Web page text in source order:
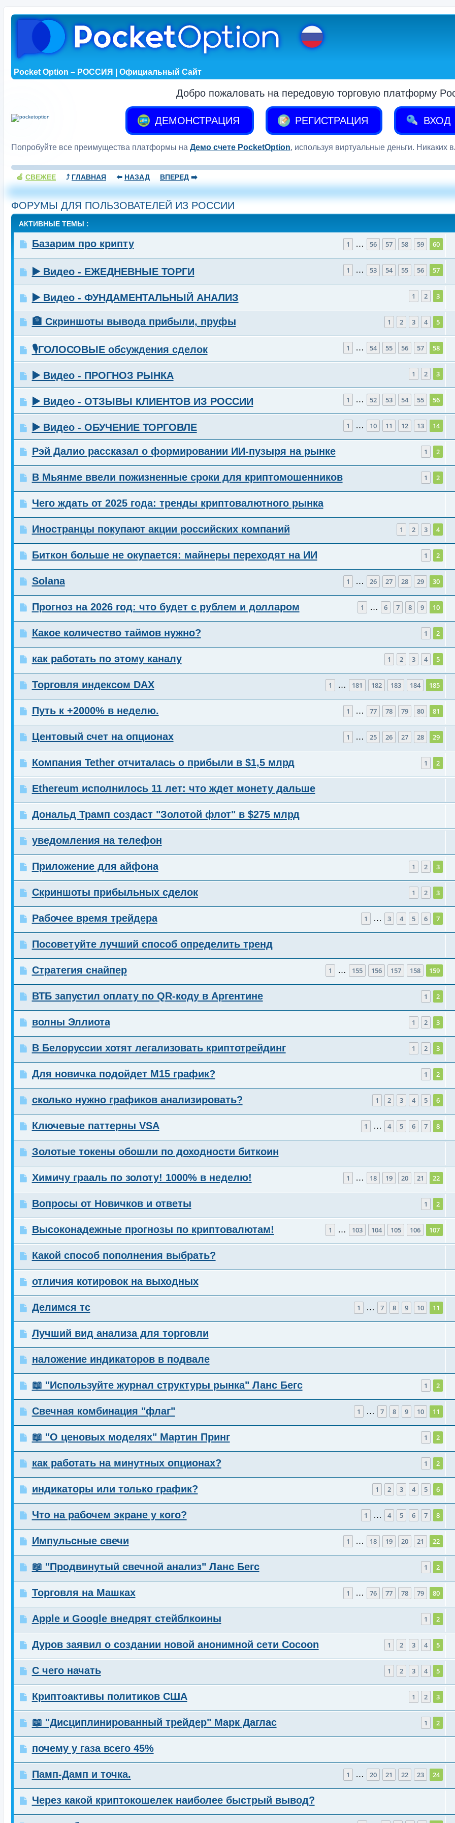
Pocket Option – РОССИЯ | Официальный Сайт
Добро пожаловать на передовую торговую платформу
ДЕМОНСТРАЦИЯ РЕГИСТРАЦИЯ ВХОД
Попробуйте все преимущества платформы на Демо счете PocketOption, используя виртуальные деньги. Никаких
🍏 СВЕЖЕЕ ⤴️ ГЛАВНАЯ ⬅️ НАЗАД ВПЕРЕД ➡️
ФОРУМЫ ДЛЯ ПОЛЬЗОВАТЕЛЕЙ ИЗ РОССИИ
АКТИВНЫЕ ТЕМЫ :
Базарим про крипту 1 … 56 57 58 59 60
▶️ Видео - ЕЖЕДНЕВНЫЕ ТОРГИ 1 … 53 54 55 56 57
▶️ Видео - ФУНДАМЕНТАЛЬНЫЙ АНАЛИЗ 1 2 3
🏦 Скриншоты вывода прибыли, пруфы 1 2 3 4 5
🎙️ГОЛОСОВЫЕ обсуждения сделок 1 … 54 55 56 57 58
▶️ Видео - ПРОГНОЗ РЫНКА 1 2 3
▶️ Видео - ОТЗЫВЫ КЛИЕНТОВ ИЗ РОССИИ 1 … 52 53 54 55 56
▶️ Видео - ОБУЧЕНИЕ ТОРГОВЛЕ 1 … 10 11 12 13 14
Рэй Далио рассказал о формировании ИИ-пузыря на рынке 1 2
В Мьянме ввели пожизненные сроки для криптомошенников 1 2
Чего ждать от 2025 года: тренды криптовалютного рынка
Иностранцы покупают акции российских компаний 1 2 3 4
Биткон больше не окупается: майнеры переходят на ИИ 1 2
Solana 1 … 26 27 28 29 30
Прогноз на 2026 год: что будет с рублем и долларом 1 … 6 7 8 9 10
Какое количество таймов нужно? 1 2
как работать по этому каналу 1 2 3 4 5
Торговля индексом DAX 1 … 181 182 183 184 185
Путь к +2000% в неделю. 1 … 77 78 79 80 81
Центовый счет на опционах 1 … 25 26 27 28 29
Компания Tether отчиталась о прибыли в $1,5 млрд 1 2
Ethereum исполнилось 11 лет: что ждет монету дальше
Дональд Трамп создаст "Золотой флот" в $275 млрд
уведомления на телефон
Приложение для айфона 1 2 3
Скриншоты прибыльных сделок 1 2 3
Рабочее время трейдера 1 … 3 4 5 6 7
Посоветуйте лучший способ определить тренд
Стратегия снайпер 1 … 155 156 157 158 159
ВТБ запустил оплату по QR-коду в Аргентине 1 2
волны Эллиота 1 2 3
В Белоруссии хотят легализовать криптотрейдинг 1 2 3
Для новичка подойдет М15 график? 1 2
сколько нужно графиков анализировать? 1 2 3 4 5 6
Ключевые паттерны VSA 1 … 4 5 6 7 8
Золотые токены обошли по доходности биткоин
Химичу грааль по золоту! 1000% в неделю! 1 … 18 19 20 21 22
Вопросы от Новичков и ответы 1 2
Высоконадежные прогнозы по криптовалютам! 1 … 103 104 105 106 107
Какой способ пополнения выбрать?
отличия котировок на выходных
Делимся тс 1 … 7 8 9 10 11
Лучший вид анализа для торговли
наложение индикаторов в подвале
📖 "Используйте журнал структуры рынка" Ланс Бегс 1 2
Свечная комбинация "флаг" 1 … 7 8 9 10 11
📖 "О ценовых моделях" Мартин Принг 1 2
как работать на минутных опционах? 1 2
индикаторы или только график? 1 2 3 4 5 6
Что на рабочем экране у кого? 1 … 4 5 6 7 8
Импульсные свечи 1 … 18 19 20 21 22
📖 "Продвинутый свечной анализ" Ланс Бегс 1 2
Торговля на Машках 1 … 76 77 78 79 80
Apple и Google внедрят стейблкоины 1 2
Дуров заявил о создании новой анонимной сети Cocoon 1 2 3 4 5
С чего начать 1 2 3 4 5
Криптоактивы политиков США 1 2 3
📖 "Дисциплинированный трейдер" Марк Даглас 1 2
почему у газа всего 45%
Памп-Дамп и точка. 1 … 20 21 22 23 24
Через какой криптокошелек наиболее быстрый вывод?